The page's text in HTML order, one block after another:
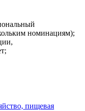
номинациям);
пищевая